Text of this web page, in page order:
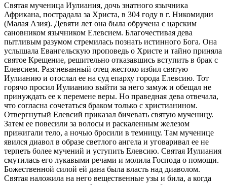
Святая мученица Иулиания, дочь знатного язычника
Африкана, пострадала за Христа, в 304 году в г. Никомидии
(Малая Азия). Девяти лет она была обручена с царским
сановником язычником Елевсием. Благочестивая дева
пытливым разумом стремилась познать истинного Бога. Она
услышала Евангельскую проповедь о Христе и тайно приняла
святое Крещение, решительно отказавшись вступить в брак с
Елевсием. Разгневанный отец жестоко избил святую
Иулианию и отослал ее на суд епарху города Елевсию. Тот
горячо просил Иулианию выйти за него замуж и обещал не
принуждать ее к перемене веры. Но праведная дева отвечала,
что согласна сочетаться браком только с христианином.
Отвергнутый Елевсий приказал бичевать святую мученицу.
Затем ее повесили за волосы и раскаленным железом
прижигали тело, а ночью бросили в темницу. Там мученице
явился диавол в образе светлого ангела и уговаривал ее не
терпеть более мучений и уступить Елевсию. Святая Иулиания
смутилась его лукавыми речами и молила Господа о помощи.
Божественной силой ей дана была власть над диаволом.
Святая наложила на него вещественные узы и била, а когда